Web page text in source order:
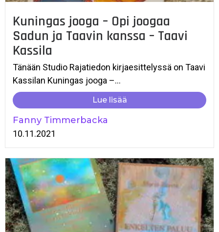
Kuningas jooga – Opi joogaa
Sadun ja Taavin kanssa – Taavi
Kassila
Tänään Studio Rajatiedon kirjaesittelyssä on Taavi
Kassilan Kuningas jooga –...
Lue lisää
Fanny Timmerbacka
10.11.2021